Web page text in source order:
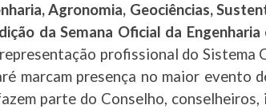
Agronomia, Geociências,
da Semana Oficial da
profissional do
marcam presença no maior evento
parte do Conselho,